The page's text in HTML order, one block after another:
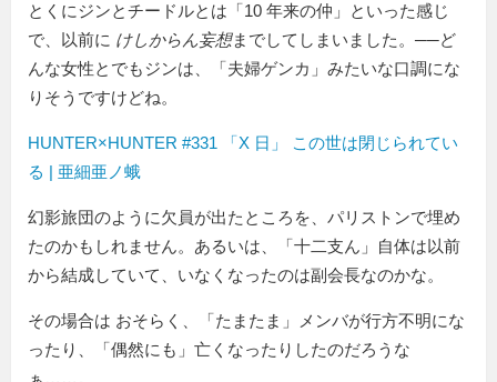
とくにジンとチードルとは「10 年来の仲」といった感じ
で、以前に けしからん妄想までしてしまいました。──ど
んな女性とでもジンは、「夫婦ゲンカ」みたいな口調にな
りそうですけどね。
HUNTER×HUNTER #331 「X 日」 この世は閉じられてい
る | 亜細亜ノ蛾
幻影旅団のように欠員が出たところを、パリストンで埋め
たのかもしれません。あるいは、「十二支ん」自体は以前
から結成していて、いなくなったのは副会長なのかな。
その場合は おそらく、「たまたま」メンバが行方不明にな
ったり、「偶然にも」亡くなったりしたのだろうな